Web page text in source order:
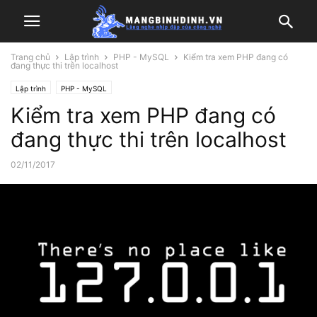
Trang chủ Lập trình PHP - MySQL
Kiểm tra xem PHP đang có
đang thực thi trên localhost
Lập trình PHP - MySQL
Kiểm tra xem PHP đang có
đang thực thi trên localhost
02/11/2017